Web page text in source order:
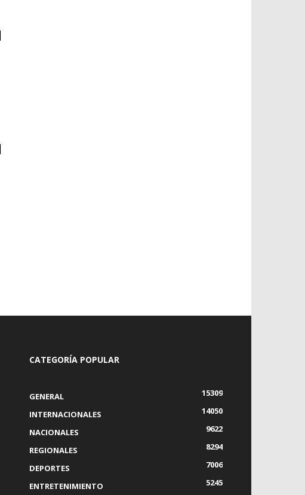
CATEGORÍA POPULAR
GENERAL
15309
INTERNACIONALES
14050
NACIONALES
9622
REGIONALES
8294
DEPORTES
7006
ENTRETENIMIENTO
5245